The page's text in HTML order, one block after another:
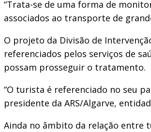
“Trata-se de uma forma de
associados ao transporte de
O projeto da Divisão de
referenciados pelos serviços de
possam prosseguir o tratamento.
“O turista é referenciado no seu
presidente da ARS/Algarve,
Ainda no âmbito da relação entre